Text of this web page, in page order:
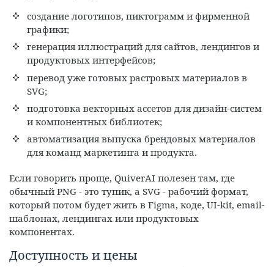
создание логотипов, пиктограмм и фирменной
графики;
генерация иллюстраций для сайтов, лендингов и
продуктовых интерфейсов;
перевод уже готовых растровых материалов в
SVG;
подготовка векторных ассетов для дизайн-систем
и компонентных библиотек;
автоматизация выпуска брендовых материалов
для команд маркетинга и продукта.
Если говорить проще, QuiverAI полезен там, где
обычный PNG - это тупик, а SVG - рабочий формат,
который потом будет жить в Figma, коде, UI-kit, email-
шаблонах, лендингах или продуктовых
компонентах.
Доступность и цены